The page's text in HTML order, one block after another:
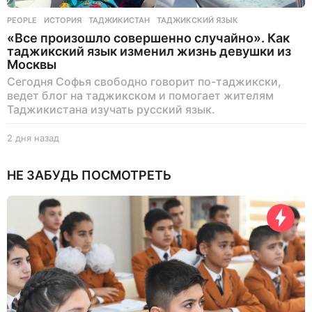
PEOPLE ИСТОРИЯ ,ТАДЖИКИСТАН ,ТАДЖИКСКИЙ ЯЗЫК
«Все произошло совершенно случайно». Как
таджикский язык изменил жизнь девушки из
Москвы
Сегодня Софья свободно говорит по-таджикски,
ведет блог на таджикском и помогает жителям
Таджикистана изучать русский язык.
2 дня назад
я
а
з
а
д
НЕ ЗАБУДЬ ПОСМОТРЕТЬ